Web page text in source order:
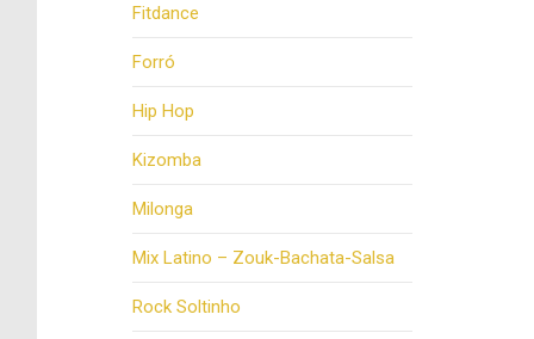
Fitdance
Forró
Hip Hop
Kizomba
Milonga
Mix Latino – Zouk-Bachata-Salsa
Rock Soltinho